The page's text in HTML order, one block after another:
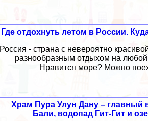
Где отдохнуть летом в России.
Россия - страна с невероятно
разнообразным отдыхом на любой
Нравится море? Можно
Храм Пура Улун Дану – главный
Бали, водопад Гит-Гит и